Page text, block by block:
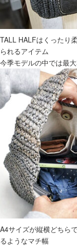
TALL HALFはくったり
られるアイテム
今季モデルの中では最
A4サイズが縦横どちら
るようなマチ幅